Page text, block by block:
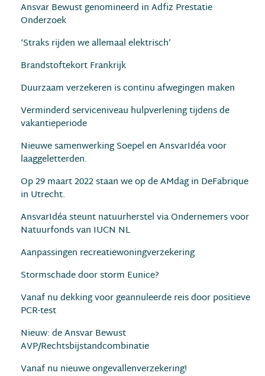
Ansvar Bewust genomineerd in Adfiz Prestatie
Onderzoek
‘Straks rijden we allemaal elektrisch’
Brandstoftekort Frankrijk
Duurzaam verzekeren is continu afwegingen maken
Verminderd serviceniveau hulpverlening tijdens de
vakantieperiode
Nieuwe samenwerking Soepel en AnsvarIdéa voor
laaggeletterden.
Op 29 maart 2022 staan we op de AMdag in DeFabrique
in Utrecht.
AnsvarIdéa steunt natuurherstel via Ondernemers voor
Natuurfonds van IUCN NL
Aanpassingen recreatiewoningverzekering
Stormschade door storm Eunice?
Vanaf nu dekking voor geannuleerde reis door positieve
PCR-test
Nieuw: de Ansvar Bewust
AVP/Rechtsbijstandcombinatie
Vanaf nu nieuwe ongevallenverzekering!